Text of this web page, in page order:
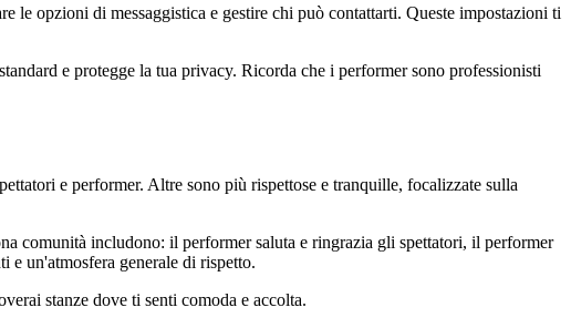
opzioni di messaggistica e gestire chi può contattarti. Queste impostazioni ti
e protegge la tua privacy. Ricorda che i performer sono professionisti
e performer. Altre sono più rispettose e tranquille, focalizzate sulla
comunità includono: il performer saluta e ringrazia gli spettatori, il performer
e un'atmosfera generale di rispetto.
stanze dove ti senti comoda e accolta.